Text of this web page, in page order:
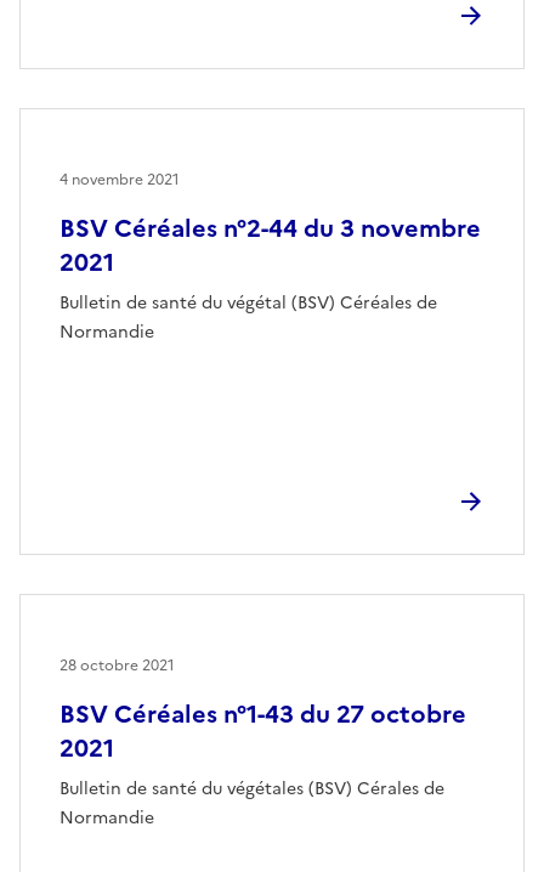
BSV Céréales n°2-44 du 3 novembre
2021
Bulletin de santé du végétal (BSV) Céréales de
Normandie
4 novembre 2021
BSV Céréales n°1-43 du 27 octobre
2021
Bulletin de santé du végétales (BSV) Cérales de
Normandie
28 octobre 2021